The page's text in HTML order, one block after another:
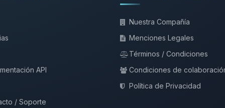
API
/ Soporte
Nuestra Compañía
Menciones Legales
Términos / Condiciones
Condiciones de
Política de Privacidad